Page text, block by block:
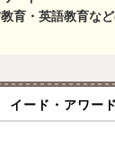
教育・英語教育な
イード・アワード